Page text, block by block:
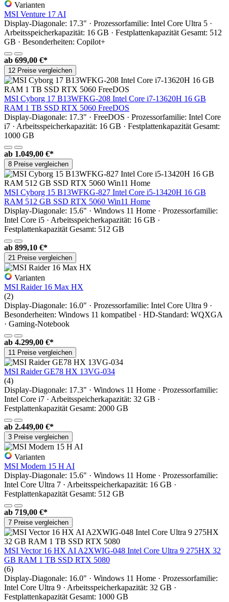
Varianten
MSI Venture 17 AI
Display-Diagonale: 17.3" · Prozessorfamilie: Intel Core Ultra 5 ·
Arbeitsspeicherkapazität: 16 GB · Festplattenkapazität Gesamt: 512
GB · Besonderheiten: Copilot+
ab 699,00 €*
12 Preise vergleichen
MSI Cyborg 17 B13WFKG-208 Intel Core i7-13620H 16 GB
RAM 1 TB SSD RTX 5060 FreeDOS
Display-Diagonale: 17.3" · FreeDOS · Prozessorfamilie: Intel Core
i7 · Arbeitsspeicherkapazität: 16 GB · Festplattenkapazität Gesamt:
1000 GB
ab 1.049,00 €*
8 Preise vergleichen
MSI Cyborg 15 B13WFKG-827 Intel Core i5-13420H 16 GB
RAM 512 GB SSD RTX 5060 Win11 Home
Display-Diagonale: 15.6" · Windows 11 Home · Prozessorfamilie:
Intel Core i5 · Arbeitsspeicherkapazität: 16 GB ·
Festplattenkapazität Gesamt: 512 GB
ab 899,10 €*
21 Preise vergleichen
Varianten
MSI Raider 16 Max HX
(2)
Display-Diagonale: 16.0" · Prozessorfamilie: Intel Core Ultra 9 ·
Besonderheiten: Windows 11 kompatibel · HD-Standard: WQXGA
· Gaming-Notebook
ab 4.299,00 €*
11 Preise vergleichen
MSI Raider GE78 HX 13VG-034
(4)
Display-Diagonale: 17.3" · Windows 11 Home · Prozessorfamilie:
Intel Core i7 · Arbeitsspeicherkapazität: 32 GB ·
Festplattenkapazität Gesamt: 2000 GB
ab 2.449,00 €*
3 Preise vergleichen
Varianten
MSI Modern 15 H AI
Display-Diagonale: 15.6" · Windows 11 Home · Prozessorfamilie:
Intel Core Ultra 7 · Arbeitsspeicherkapazität: 16 GB ·
Festplattenkapazität Gesamt: 512 GB
ab 719,00 €*
7 Preise vergleichen
MSI Vector 16 HX AI A2XWIG-048 Intel Core Ultra 9 275HX 32
GB RAM 1 TB SSD RTX 5080
(6)
Display-Diagonale: 16.0" · Windows 11 Home · Prozessorfamilie:
Intel Core Ultra 9 · Arbeitsspeicherkapazität: 32 GB ·
Festplattenkapazität Gesamt: 1000 GB